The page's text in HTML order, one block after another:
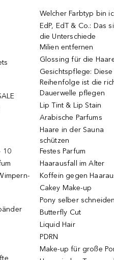
10
Welcher Farbtyp bin
EdP, EdT & Co.: Das
die Unterschiede
Milien entfernen
Glossing für die
Gesichtspflege: Diese
Reihenfolge ist die
Dauerwelle pflegen
Lip Tint & Lip Stain
Arabische Parfums
Haare in der Sauna
schützen
Festes Parfum
Haarausfall im Alter
Koffein gegen
Cakey Make-up
Pony selber schneiden
Butterfly Cut
Liquid Hair
PDRN
Make-up für große